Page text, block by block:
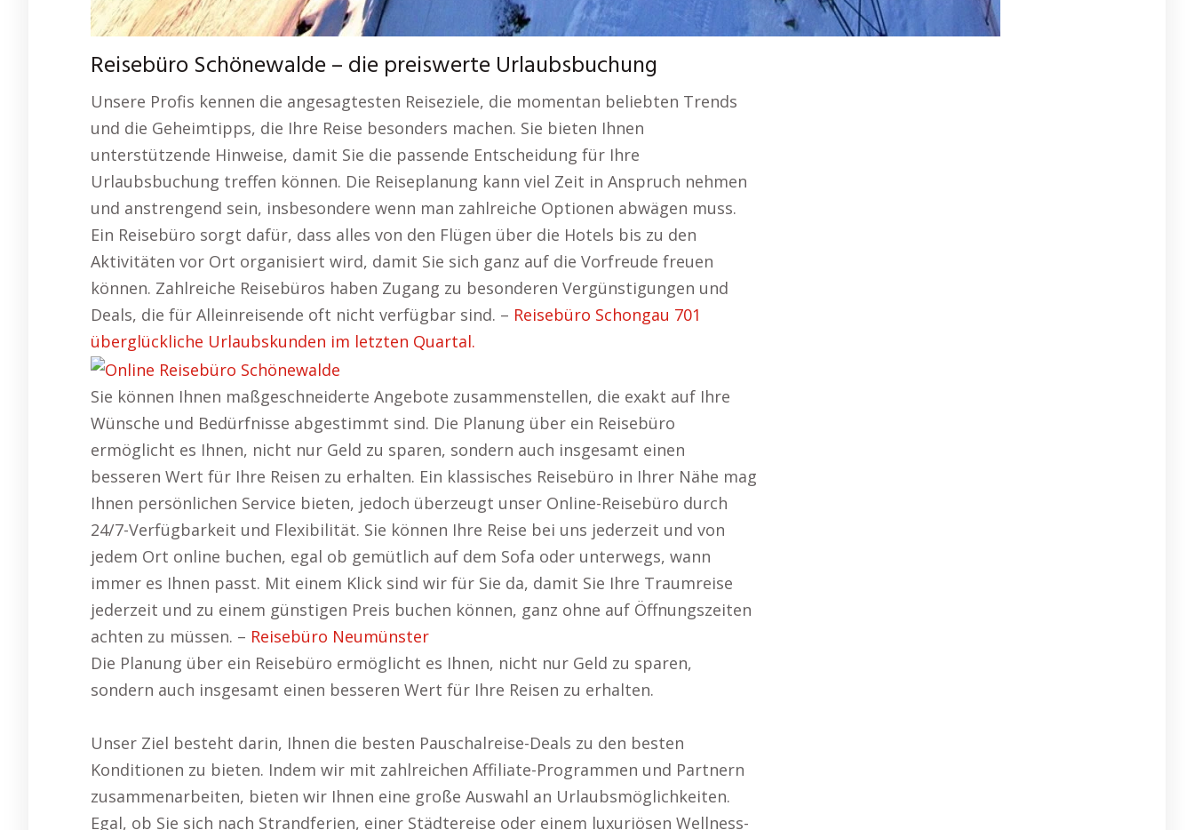
Reisebüro Schönewalde – die preiswerte Urlaubsbuchung
Unsere Profis kennen die angesagtesten Reiseziele, die momentan beliebten Trends
und die Geheimtipps, die Ihre Reise besonders machen. Sie bieten Ihnen
unterstützende Hinweise, damit Sie die passende Entscheidung für Ihre
Urlaubsbuchung treffen können. Die Reiseplanung kann viel Zeit in Anspruch nehmen
und anstrengend sein, insbesondere wenn man zahlreiche Optionen abwägen muss.
Ein Reisebüro sorgt dafür, dass alles von den Flügen über die Hotels bis zu den
Aktivitäten vor Ort organisiert wird, damit Sie sich ganz auf die Vorfreude freuen
können. Zahlreiche Reisebüros haben Zugang zu besonderen Vergünstigungen und
Deals, die für Alleinreisende oft nicht verfügbar sind. – Reisebüro Schongau 701
überglückliche Urlaubskunden im letzten Quartal.
Sie können Ihnen maßgeschneiderte Angebote zusammenstellen, die exakt auf Ihre
Wünsche und Bedürfnisse abgestimmt sind. Die Planung über ein Reisebüro
ermöglicht es Ihnen, nicht nur Geld zu sparen, sondern auch insgesamt einen
besseren Wert für Ihre Reisen zu erhalten. Ein klassisches Reisebüro in Ihrer Nähe mag
Ihnen persönlichen Service bieten, jedoch überzeugt unser Online-Reisebüro durch
24/7-Verfügbarkeit und Flexibilität. Sie können Ihre Reise bei uns jederzeit und von
jedem Ort online buchen, egal ob gemütlich auf dem Sofa oder unterwegs, wann
immer es Ihnen passt. Mit einem Klick sind wir für Sie da, damit Sie Ihre Traumreise
jederzeit und zu einem günstigen Preis buchen können, ganz ohne auf Öffnungszeiten
achten zu müssen. – Reisebüro Neumünster
Die Planung über ein Reisebüro ermöglicht es Ihnen, nicht nur Geld zu sparen,
sondern auch insgesamt einen besseren Wert für Ihre Reisen zu erhalten.
Unser Ziel besteht darin, Ihnen die besten Pauschalreise-Deals zu den besten
Konditionen zu bieten. Indem wir mit zahlreichen Affiliate-Programmen und Partnern
zusammenarbeiten, bieten wir Ihnen eine große Auswahl an Urlaubsmöglichkeiten.
Egal, ob Sie sich nach Strandferien, einer Städtereise oder einem luxuriösen Wellness-